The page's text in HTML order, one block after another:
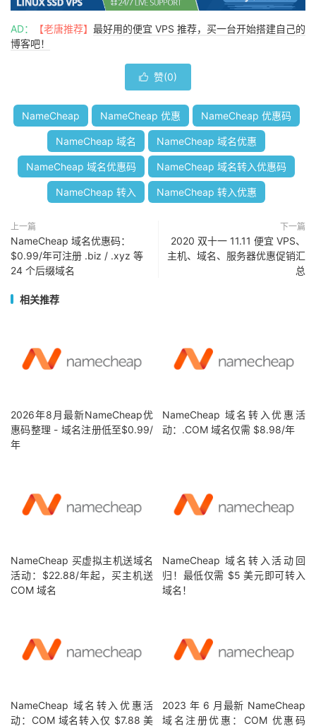
AD： 【老唐推荐】 最好用的便宜 VPS 推荐，买一台开始搭建自己的
博客吧！
 赞(0)
NameCheap NameCheap 优惠 NameCheap 优惠码
NameCheap 域名 NameCheap 域名优惠
NameCheap 域名优惠码 NameCheap 域名转入优惠码
NameCheap 转入 NameCheap 转入优惠
上一篇
NameCheap 域名优惠码：
$0.99/年可注册 .biz / .xyz 等
24 个后缀域名
下一篇
2020 双十一 11.11 便宜 VPS、
主机、域名、服务器优惠促销汇
总
相关推荐
2026年8月最新NameCheap优
惠码整理 - 域名注册低至$0.99/
年
NameCheap 域名转入优惠活
动：.COM 域名仅需 $8.98/年
NameCheap 买虚拟主机送域名
活动：$22.88/年起，买主机送
COM 域名
NameCheap 域名转入活动回
归！最低仅需 $5 美元即可转入
域名！
NameCheap 域名转入优惠活
动：COM 域名转入仅 $7.88 美
2023 年 6 月最新 NameCheap
域名注册优惠：COM 优惠码